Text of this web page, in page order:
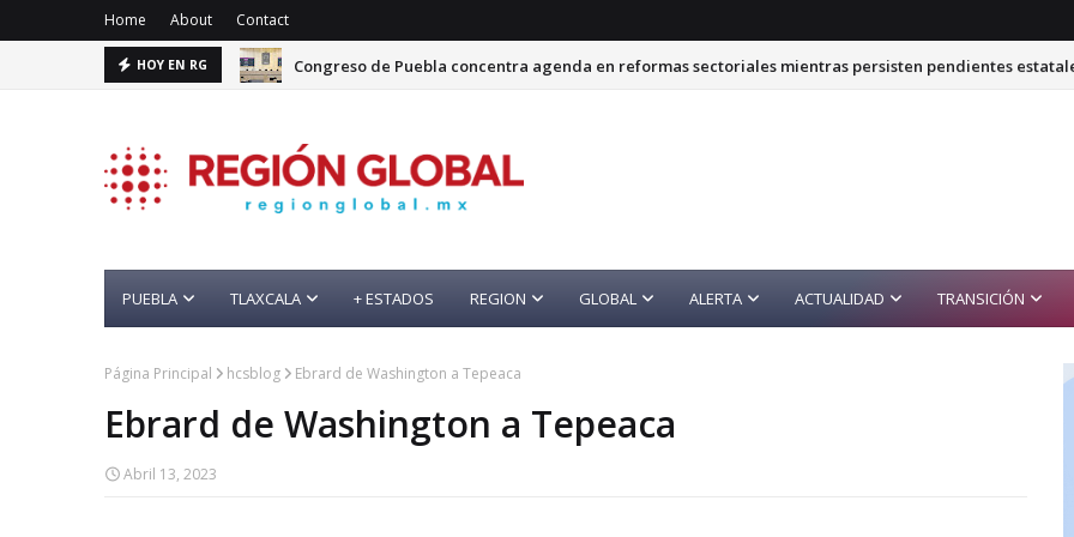
Home About Contact
HOY EN RG Congreso de Puebla concentra agenda en reformas sectoriales mientras persisten pendientes
PUEBLA TLAXCALA + ESTADOS REGION GLOBAL ALERTA ACTUALIDAD TRANSICIÓN
Página Principal hcsblog Ebrard de Washington a Tepeaca
Ebrard de Washington a Tepeaca
Abril 13, 2023